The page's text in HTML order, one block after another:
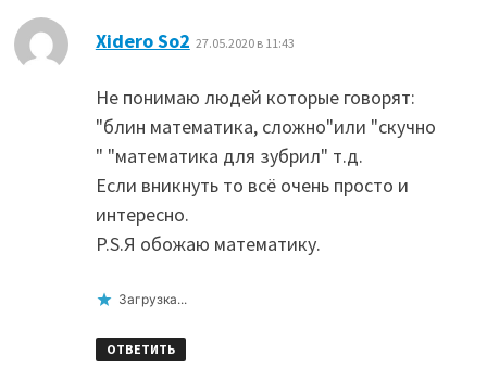
Xidero So2 27.05.2020 в 11:43
Не понимаю людей которые говорят:
"блин математика, сложно"или "скучно
" "математика для зубрил" т.д.
Если вникнуть то всё очень просто и
интересно.
P.S.Я обожаю математику.
Загрузка...
ОТВЕТИТЬ